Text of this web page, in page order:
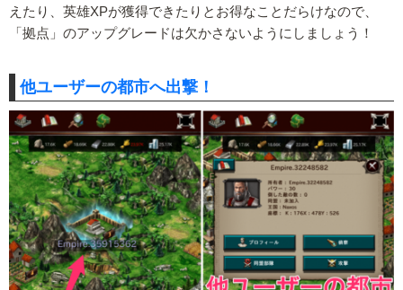
えたり、英雄XPが獲得できたりとお得なことだらけなので、
「拠点」のアップグレードは欠かさないようにしましょう！
他ユーザーの都市へ出撃！